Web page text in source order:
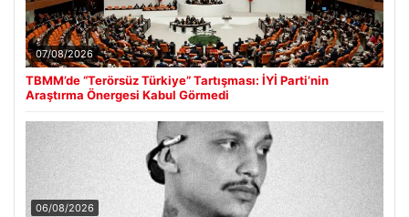
07/08/2026
TBMM’de “Terörsüz Türkiye” Tartışması: İYİ Parti’nin
Araştırma Önergesi Kabul Görmedi
06/08/2026